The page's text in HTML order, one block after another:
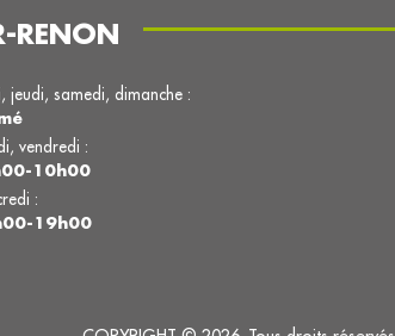
RENON
jeudi, samedi, dimanche :
vendredi :
10h00
:
19h00